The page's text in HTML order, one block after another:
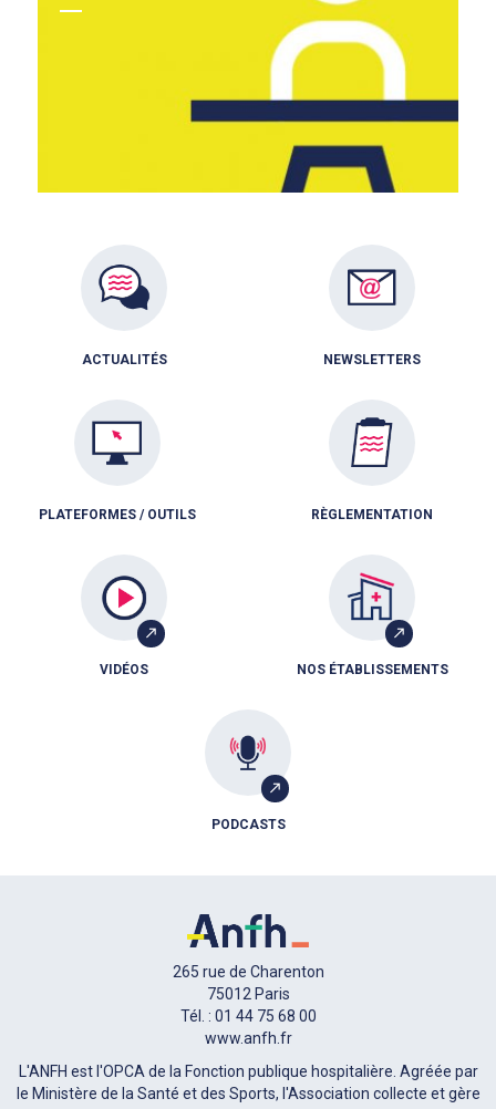
ACTUALITÉS NEWSLETTERS
PLATEFORMES / OUTILS RÈGLEMENTATION
VIDÉOS NOS ÉTABLISSEMENTS
PODCASTS
265 rue de Charenton
75012 Paris
Tél. : 01 44 75 68 00
www.anfh.fr
L'ANFH est l'OPCA de la Fonction publique hospitalière. Agréée par
le Ministère de la Santé et des Sports, l'Association collecte et gère